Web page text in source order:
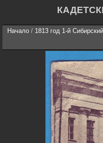
Начало / 1813 год 1-й